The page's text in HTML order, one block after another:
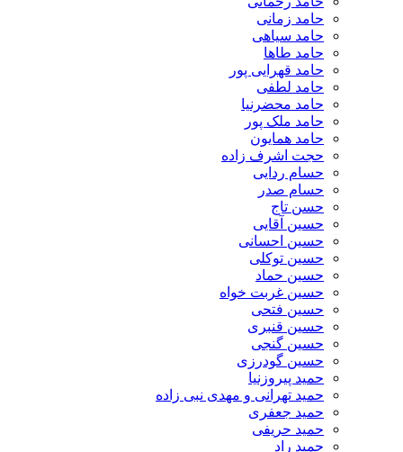
حامد زمانی
حامد سیاهی
حامد طاها
حامد قهرایی پور
حامد لطفی
حامد محضرنیا
حامد ملک پور
حامد همایون
حجت اشرف زاده
حسام ردایی
حسام صدر
حسن تاج
حسین آقایی
حسین احسانی
حسین توکلی
حسین حماد
حسین غربت خواه
حسین فتحی
حسین قنبری
حسین گنجی
حسین گودرزی
حمید پیروزنیا
حمید تهرانی و مهدی نبی زاده
حمید جعفری
حمید حریفی
حمید راد